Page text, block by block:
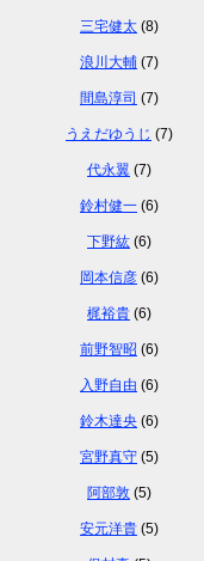
三宅健太 (8)
浪川大輔 (7)
間島淳司 (7)
うえだゆうじ (7)
代永翼 (7)
鈴村健一 (6)
下野紘 (6)
岡本信彦 (6)
梶裕貴 (6)
前野智昭 (6)
入野自由 (6)
鈴木達央 (6)
宮野真守 (5)
阿部敦 (5)
安元洋貴 (5)